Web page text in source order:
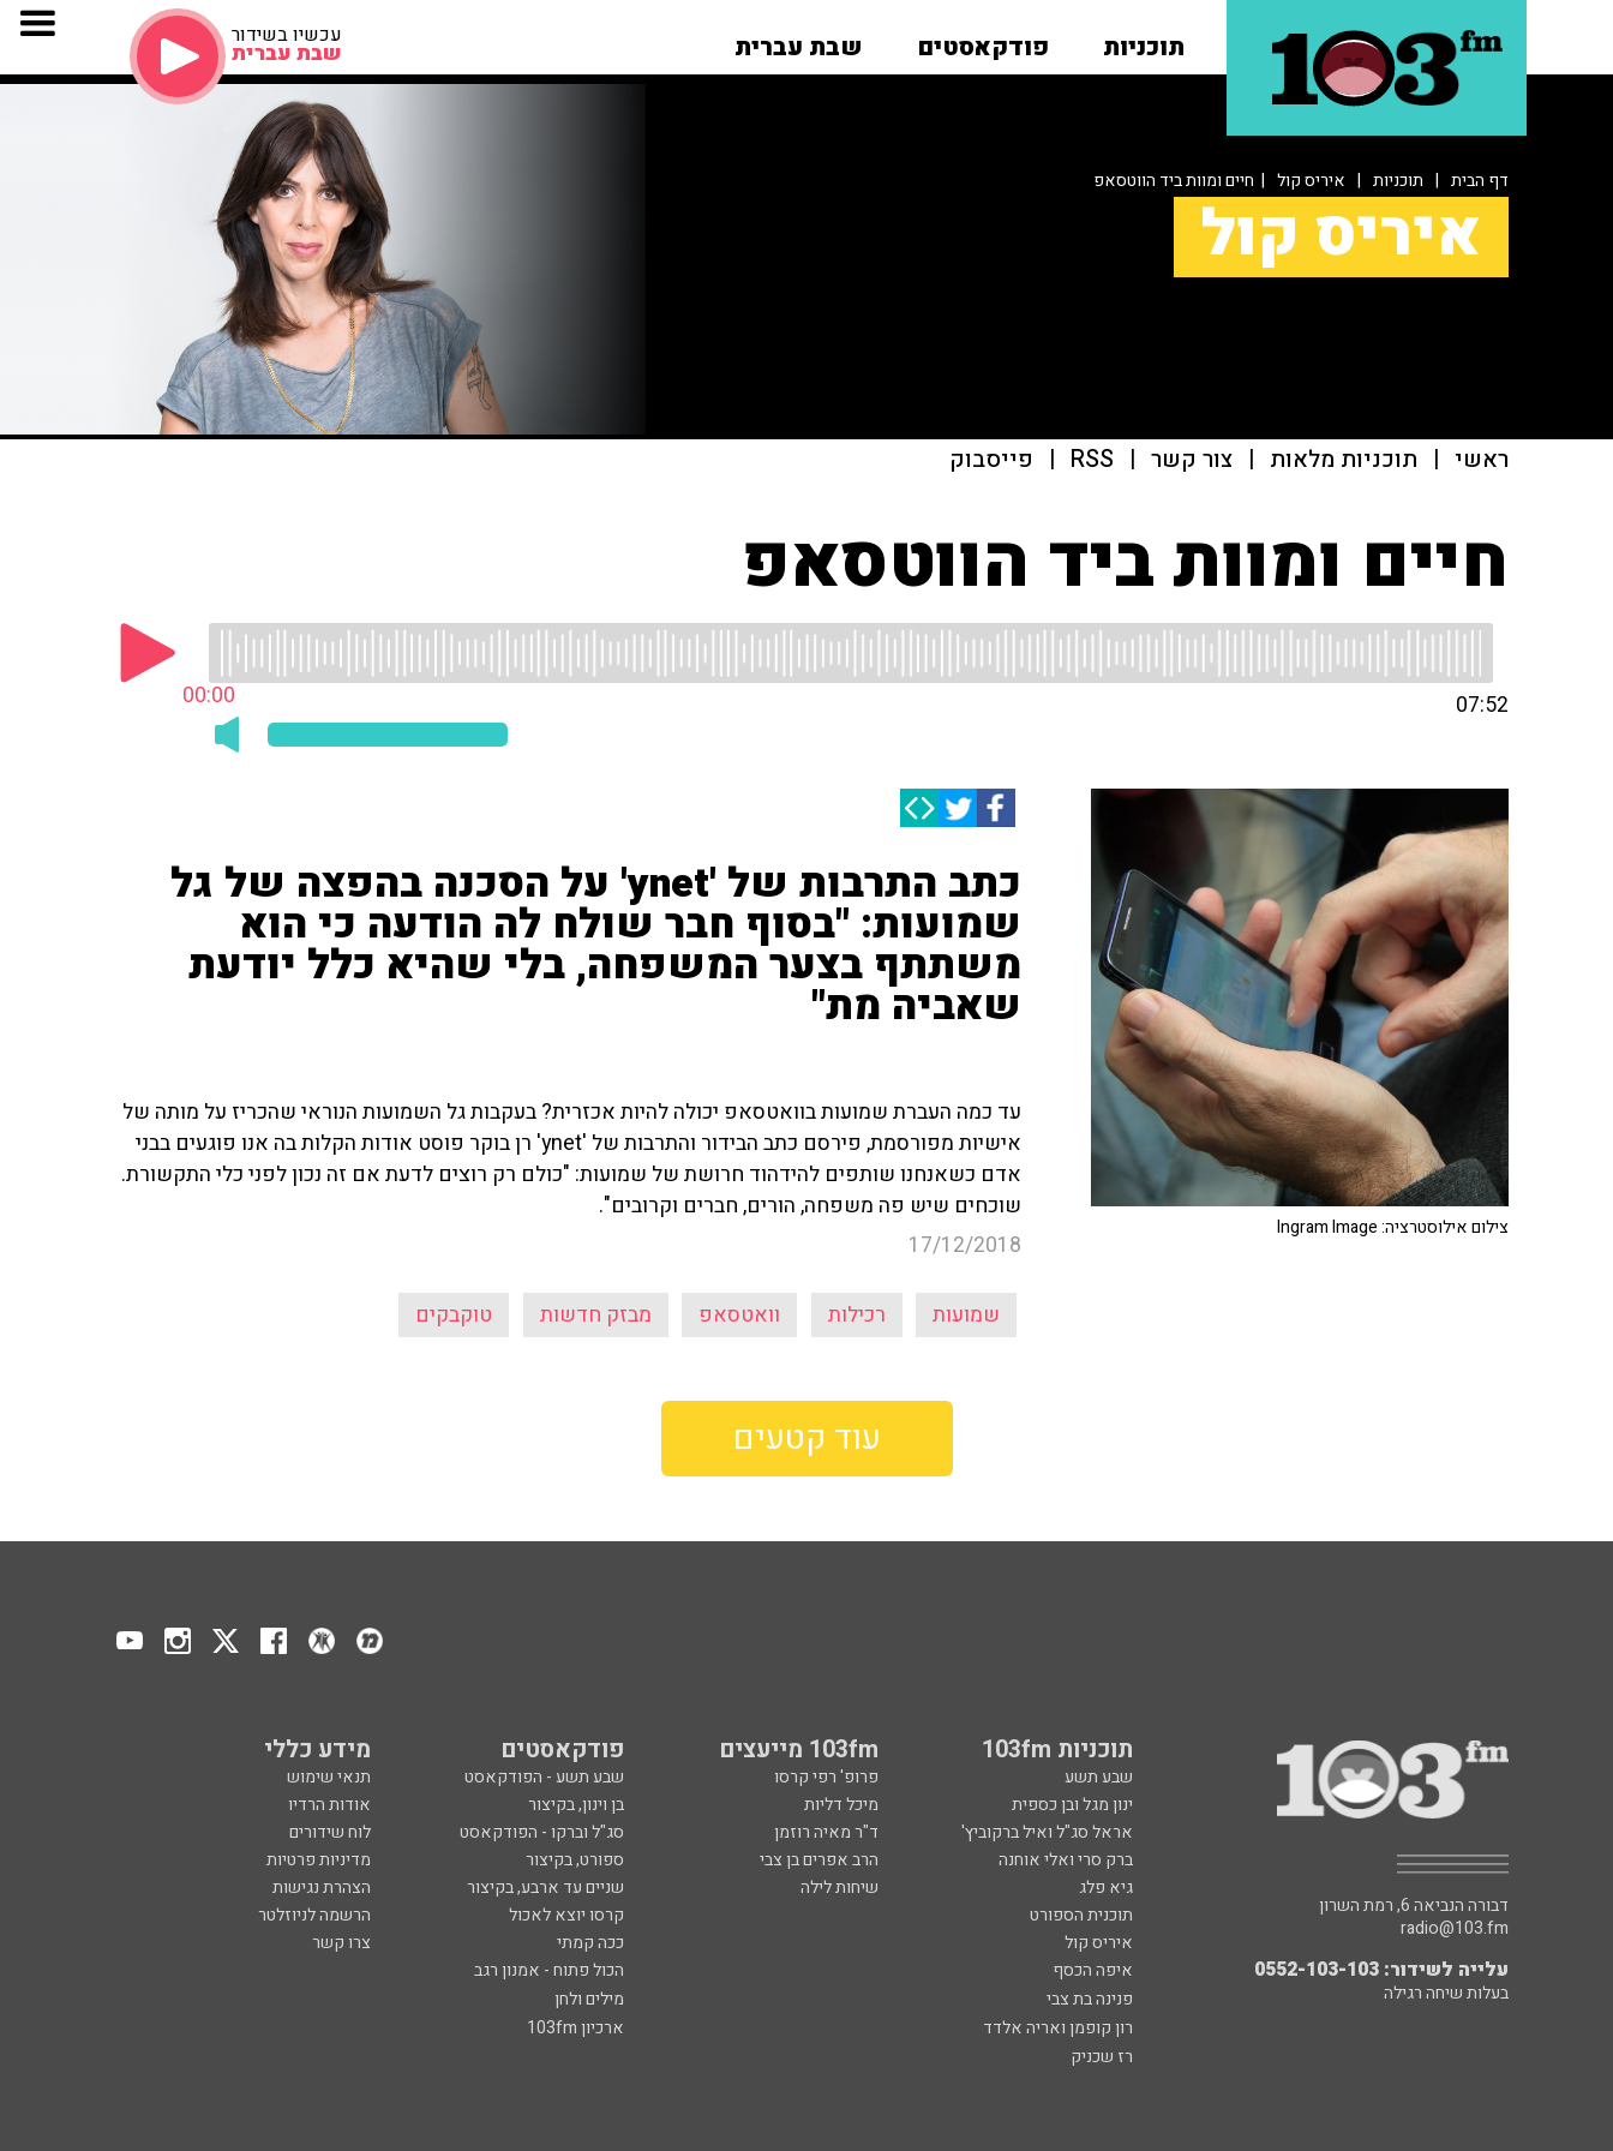
תוכניות פודקאסטים שבת עברית עכשיו בשידור
שבת עברית
דף הבית | תוכניות | איריס קול | חיים ומוות ביד הווטסאפ
איריס קול
ראשי | תוכניות מלאות | צור קשר |
RSS
| פייסבוק
חיים ומוות ביד הווטסאפ
00:00 07:52
כתב התרבות של 'ynet' על הסכנה בהפצה של גל
שמועות: "בסוף חבר שולח לה הודעה כי הוא
משתתף בצער המשפחה, בלי שהיא כלל יודעת
שאביה מת"
עד כמה העברת שמועות בוואטסאפ יכולה להיות אכזרית? בעקבות גל השמועות הנוראי שהכריז על מותה של
אישיות מפורסמת, פירסם כתב הבידור והתרבות של 'ynet' רן בוקר פוסט אודות הקלות בה אנו פוגעים בבני
אדם כשאנחנו שותפים להידהוד חרושת של שמועות: "כולם רק רוצים לדעת אם זה נכון לפני כלי התקשורת.
שוכחים שיש פה משפחה, הורים, חברים וקרובים".
17/12/2018
שמועות רכילות וואטסאפ מבזק חדשות טוקבקים
צילום אילוסטרציה: Ingram Image
עוד קטעים
תוכניות 103fm 103fm מייעצים פודקאסטים מידע כללי
שבע תשע פרופ' רפי קרסו שבע תשע - הפודקאסט
תנאי שימוש
ינון מגל ובן כספית
מיכל דליות בן וינון, בקיצור
אודות הרדיו
אראל סג"ל ואיל ברקוביץ'
ד"ר מאיה רוזמן סג"ל וברקו - הפודקאסט
לוח שידורים
ברק סרי ואלי אוחנה
הרב אפרים בן צבי ספורט, בקיצור
מדיניות פרטיות
גיא פלג
שיחות לילה שניים עד ארבע, בקיצור
הצהרת נגישות
תוכנית הספורט
קרסו יוצא לאכול
הרשמה לניוזלטר
איריס קול
ככה קמתי
צרו קשר
איפה הכסף
הכול פתוח - אמנון רגב
פנינה בת צבי
מילים ולחן
רון קופמן ואריה אלדד
ארכיון 103fm
רז שכניק
דבורה הנביאה 6, רמת השרון
radio@103.fm
עלייה לשידור: 0552-103-103
בעלות שיחה רגילה